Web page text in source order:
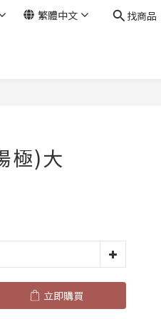
繁體中文 找商品
極)大
立即購買